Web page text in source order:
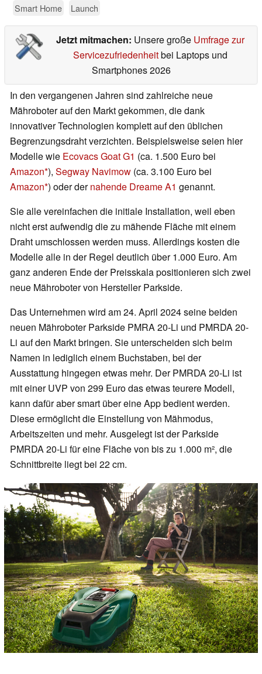
Smart Home Launch
Jetzt mitmachen: Unsere große Umfrage zur
Servicezufriedenheitbei Laptops und
Smartphones 2026
In den vergangenen Jahren sind zahlreiche neue
Mähroboter auf den Markt gekommen, die dank
innovativer Technologien komplett auf den üblichen
Begrenzungsdraht verzichten. Beispielsweise seien hier
Modelle wie Ecovacs Goat G1 (ca. 1.500 Euro bei
Amazon ), Segway Navimow (ca. 3.100 Euro bei
Amazon ) oder dernahende Dreame A1 genannt.
Sie alle vereinfachen die initiale Installation, weil eben
nicht erst aufwendig die zu mähende Fläche mit einem
Draht umschlossen werden muss. Allerdings kosten die
Modelle alle in der Regel deutlich über 1.000 Euro. Am
ganz anderen Ende der Preisskala positionieren sich zwei
neue Mähroboter von Hersteller Parkside.
Das Unternehmen wird am 24. April 2024 seine beiden
neuen Mähroboter Parkside PMRA 20-Li und PMRDA 20-
Li auf den Markt bringen. Sie unterscheiden sich beim
Namen in lediglich einem Buchstaben, bei der
Ausstattung hingegen etwas mehr. Der PMRDA 20-Li ist
mit einer UVP von 299 Euro das etwas teurere Modell,
kann dafür aber smart über eine App bedient werden.
Diese ermöglicht die Einstellung von Mähmodus,
Arbeitszeiten und mehr. Ausgelegt ist der Parkside
PMRDA 20-Li für eine Fläche von bis zu 1.000 m², die
Schnittbreite liegt bei 22 cm.